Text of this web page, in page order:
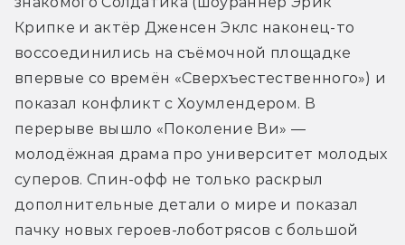
Крипке и актёр Дженсен Эклс наконец-то
воссоединились на съёмочной площадке
впервые со времён «Сверхъестественного») и
показал конфликт с Хоумлендером. В
перерыве вышло «Поколение Ви» —
молодёжная драма про университет молодых
суперов. Спин-офф не только раскрыл
дополнительные детали о мире и показал
пачку новых героев-лоботрясов с большой